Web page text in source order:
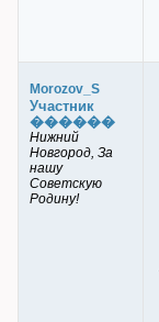
Morozov_S
Участник
������
Нижний
Новгород, За
нашу
Советскую
Родину!